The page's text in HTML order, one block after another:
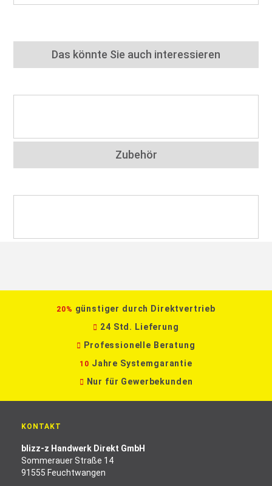
Das könnte Sie auch interessieren
Zubehör
20% günstiger durch Direktvertrieb
24 Std. Lieferung
Professionelle Beratung
10 Jahre Systemgarantie
Nur für Gewerbekunden
KONTAKT
blizz-z Handwerk Direkt GmbH
Sommerauer Straße 14
91555 Feuchtwangen